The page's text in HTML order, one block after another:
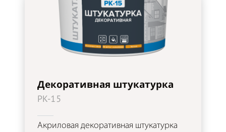
Декоративная штукатурка
PK-15
Акриловая декоративная штукатурка